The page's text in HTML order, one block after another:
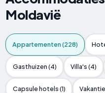
Moldavië
Appartementen (228)
Gasthuizen (4) Villa's (4)
Capsule hotels (1)